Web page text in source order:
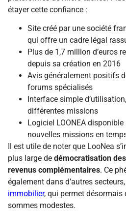
étayer cette confiance :
Site créé par une société
qui offre un cadre légal
Plus de 1,7 million d’euros
depuis sa création en 2016
Avis généralement positifs
forums spécialisés
Interface simple
différentes missions
Logiciel LOONEA
nouvelles missions en
Il est utile de noter que LooNea
plus large de démocratisation
revenus complémentaires. Ce
également dans d’autres
immobilier, qui permet désormais
sommes modestes.